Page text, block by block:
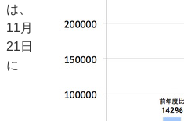
2022 見える化・MIS特集
特集・デジタル印刷 アイデアで勝負！
JAPAN PACK 2023 特集
特集・デジタル印刷 ～ 新成長軌道を描く
は、
11月
21日
に